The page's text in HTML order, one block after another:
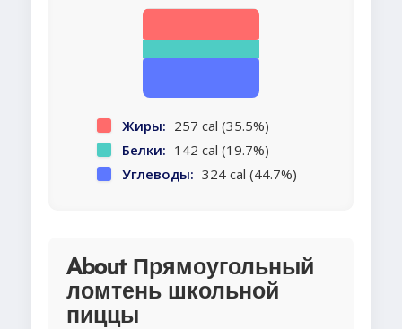
Жиры: 257 cal (35.5%)
Белки: 142 cal (19.7%)
Углеводы: 324 cal (44.7%)
About Прямоугольный
ломтень школьной
пиццы